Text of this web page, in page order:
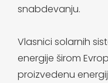
snabdevanju.
Vlasnici solarnih
energije širom
proizvedenu